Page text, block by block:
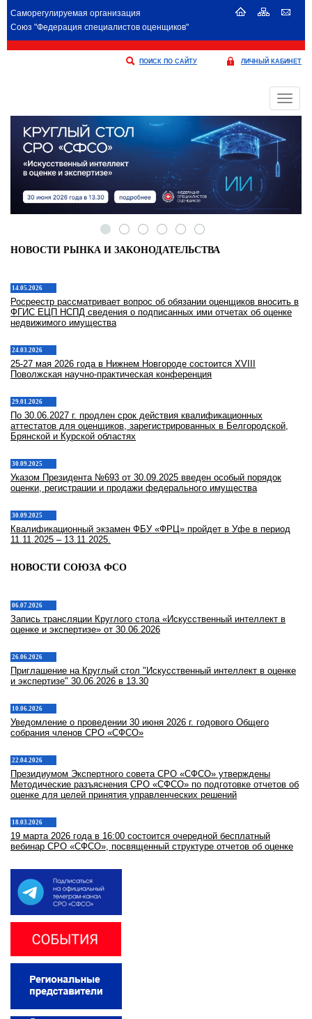
Саморегулируемая организация
Союз "Федерация специалистов оценщиков"
ПОИСК ПО САЙТУ ЛИЧНЫЙ КАБИНЕТ
Меню
НОВОСТИ РЫНКА И ЗАКОНОДАТЕЛЬСТВА
14.05.2026
Росреестр рассматривает вопрос об обязании оценщиков вносить в
ФГИС ЕЦП НСПД сведения о подписанных ими отчетах об оценке
недвижимого имущества
24.03.2026
25-27 мая 2026 года в Нижнем Новгороде состоится XVIII
Поволжская научно-практическая конференция
29.01.2026
По 30.06.2027 г. продлен срок действия квалификационных
аттестатов для оценщиков, зарегистрированных в Белгородской,
Брянской и Курской областях
30.09.2025
Указом Президента №693 от 30.09.2025 введен особый порядок
оценки, регистрации и продажи федерального имущества
30.09.2025
Квалификационный экзамен ФБУ «ФРЦ» пройдет в Уфе в период
11.11.2025 – 13.11.2025.
НОВОСТИ СОЮЗА ФСО
06.07.2026
Запись трансляции Круглого стола «Искусственный интеллект в
оценке и экспертизе» от 30.06.2026
26.06.2026
Приглашение на Круглый стол "Искусственный интеллект в оценке
и экспертизе" 30.06.2026 в 13.30
10.06.2026
Уведомление о проведении 30 июня 2026 г. годового Общего
собрания членов СРО «СФСО»
22.04.2026
Президиумом Экспертного совета СРО «СФСО» утверждены
Методические разъяснения СРО «СФСО» по подготовке отчетов об
оценке для целей принятия управленческих решений
18.03.2026
19 марта 2026 года в 16:00 состоится очередной бесплатный
вебинар СРО «СФСО», посвященный структуре отчетов об оценке